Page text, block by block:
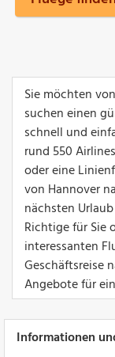
Sie möchten
suchen einen
schnell und
rund 550
oder eine
von Hannover
nächsten
Richtige für Sie
interessanten
Geschäftsreise
Angebote für
Informationen